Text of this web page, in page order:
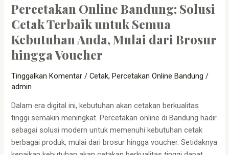
Percetakan Online Bandung: Solusi
Cetak Terbaik untuk Semua
Kebutuhan Anda, Mulai dari Brosur
hingga Voucher
Tinggalkan Komentar /Cetak,Percetakan Online Bandung /
admin
Dalam era digital ini, kebutuhan akan cetakan berkualitas
tinggi semakin meningkat. Percetakan online di Bandung hadir
sebagai solusi modern untuk memenuhi kebutuhan cetak
berbagai produk, mulai dari brosur hingga voucher. Setidaknya